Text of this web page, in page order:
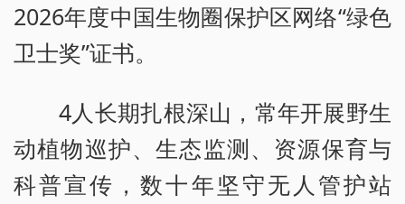
2026年度中国生物圈保护区网络“绿色
卫士奖”证书。
4人长期扎根深山，常年开展野生
动植物巡护、生态监测、资源保育与
科普宣传，数十年坚守无人管护站